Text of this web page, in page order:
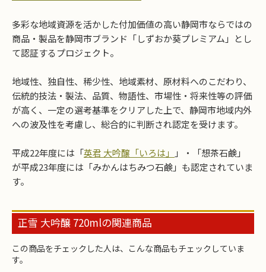
多彩な地域資源を活かした付加価値の高い静岡市ならではの
商品・製品を静岡市ブランド「しずおか葵プレミアム」とし
て認証するプロジェクト。
地域性、独自性、稀少性、地域素材、原材料へのこだわり、
伝統的技法・製法、品質、物語性、市場性・将来性等の評価
が高く、一定の選考基準をクリアした上で、静岡市地域内外
への波及性を考慮し、総合的に判断され認定を受けます。
平成22年度には「英君 大吟醸「いろは」
」・「想茶石鹸」
が平成23年度には「みかんはちみつ石鹸」も認定されていま
す。
正雪 大吟醸 720mlの関連商品
この商品をチェックした人は、こんな商品もチェックしていま
す。
お買い物を続ける カートへ進む